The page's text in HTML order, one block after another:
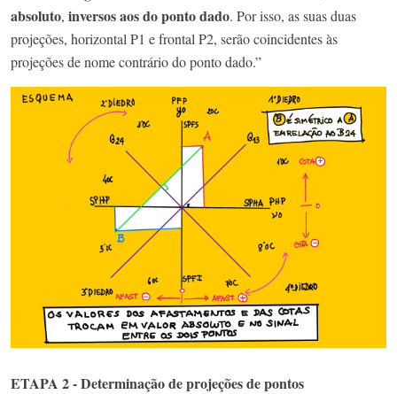
absoluto, inversos aos do ponto dado. Por isso, as suas duas
projeções, horizontal P1 e frontal P2, serão coincidentes às
projeções de nome contrário do ponto dado.”
ETAPA 2 - Determinação de projeções de pontos